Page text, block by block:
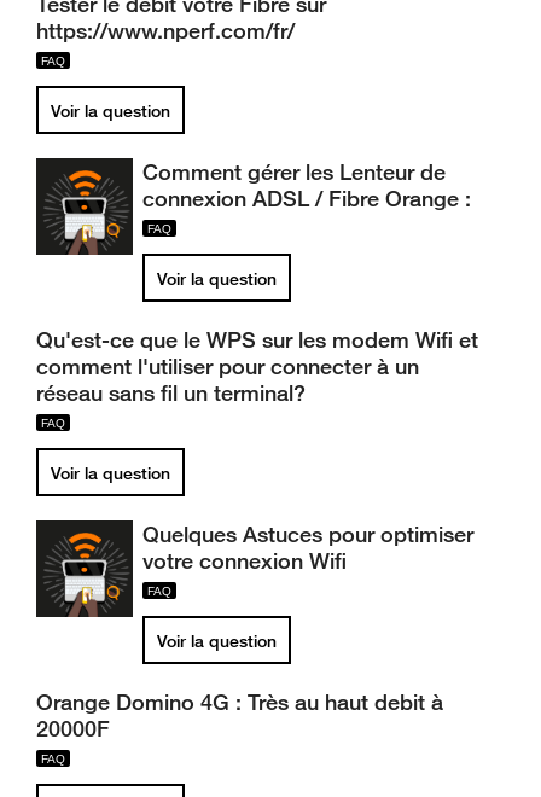
https://www.nperf.com/fr/
Voir la question
Comment gérer les Lenteur de
connexion ADSL / Fibre Orange :
Voir la question
Qu'est-ce que le WPS sur les modem Wifi et
comment l'utiliser pour connecter à un
réseau sans fil un terminal?
Voir la question
Quelques Astuces pour optimiser
votre connexion Wifi
Voir la question
Orange Domino 4G : Très au haut debit à
20000F